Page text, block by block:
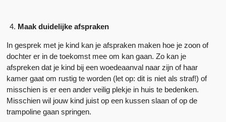
Maak duidelijke afspraken
In gesprek met je kind kan je afspraken maken hoe je zoon of
dochter er in de toekomst mee om kan gaan. Zo kan je
afspreken dat je kind bij een woedeaanval naar zijn of haar
kamer gaat om rustig te worden (let op: dit is niet als straf!) of
misschien is er een ander veilig plekje in huis te bedenken.
Misschien wil jouw kind juist op een kussen slaan of op de
trampoline gaan springen.